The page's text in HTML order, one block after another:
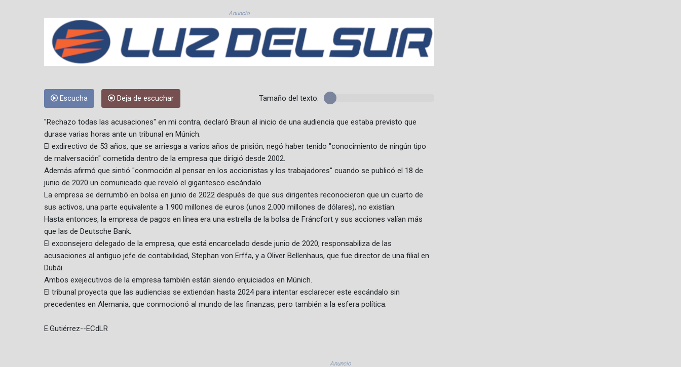
Anuncio
Escucha Deja de escuchar Tamaño del texto:
"Rechazo todas las acusaciones" en mi contra, declaró Braun al inicio de una audiencia que estaba previsto que
durase varias horas ante un tribunal en Múnich.
El exdirectivo de 53 años, que se arriesga a varios años de prisión, negó haber tenido "conocimiento de ningún tipo
de malversación" cometida dentro de la empresa que dirigió desde 2002.
Además afirmó que sintió "conmoción al pensar en los accionistas y los trabajadores" cuando se publicó el 18 de
junio de 2020 un comunicado que reveló el gigantesco escándalo.
La empresa se derrumbó en bolsa en junio de 2022 después de que sus dirigentes reconocieron que un cuarto de
sus activos, una parte equivalente a 1.900 millones de euros (unos 2.000 millones de dólares), no existían.
Hasta entonces, la empresa de pagos en línea era una estrella de la bolsa de Fráncfort y sus acciones valían más
que las de Deutsche Bank.
El exconsejero delegado de la empresa, que está encarcelado desde junio de 2020, responsabiliza de las
acusaciones al antiguo jefe de contabilidad, Stephan von Erffa, y a Oliver Bellenhaus, que fue director de una filial en
Dubái.
Ambos exejecutivos de la empresa también están siendo enjuiciados en Múnich.
El tribunal proyecta que las audiencias se extiendan hasta 2024 para intentar esclarecer este escándalo sin
precedentes en Alemania, que conmocionó al mundo de las finanzas, pero también a la esfera política.
E.Gutiérrez--ECdLR
Anuncio